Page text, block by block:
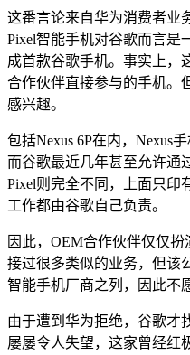
这番言论来自华为消费者业
Pixel智能手机对谷歌而言是
成首款谷歌手机。事实上，
合作伙伴直接参与的手机。
感兴趣。
包括Nexus 6P在内，Nexus
而谷歌最近几年甚至允许通
Pixel则完全不同，上面只印
工作都由谷歌自己负责。
因此，OEM合作伙伴仅仅
接过很多类似的业务，但该
智能手机厂商之列，因此不
由于遭到华为拒绝，谷歌才
屡屡令人失望，这家曾经红